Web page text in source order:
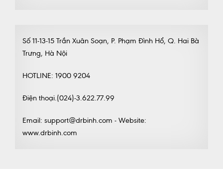
Số 11-13-15 Trần Xuân Soạn, P. Phạm Đình Hổ, Q. Hai Bà
Trưng, Hà Nội
HOTLINE: 1900 9204
Điện thoại.(024)-3.622.77.99
Email: support@drbinh.com - Website:
www.drbinh.com